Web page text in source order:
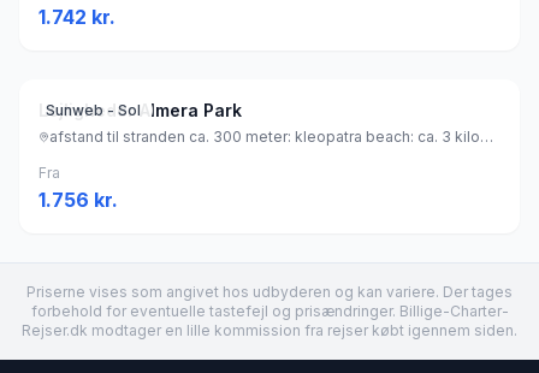
1.742 kr.
Sunweb - Sol
Lejligheder Almera Park
afstand til stranden ca. 300 meter: kleopatra beach: ca. 3 kilometer (sandstrand), Tyrkiet
Fra
1.756 kr.
Priserne vises som angivet hos udbyderen og kan variere. Der tages
forbehold for eventuelle tastefejl og prisændringer. Billige-Charter-
Rejser.dk modtager en lille kommission fra rejser købt igennem siden.